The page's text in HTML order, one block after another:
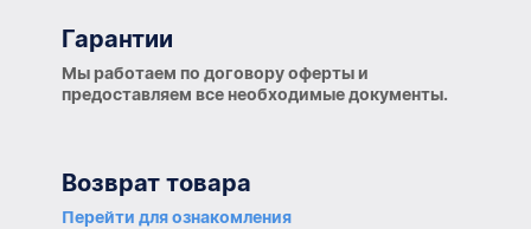
Гарантии
Мы работаем по договору оферты и
предоставляем все необходимые документы.
Возврат товара
Перейти для ознакомления